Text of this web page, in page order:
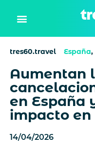
tres60.travel España,
Aumentan
en España
impacto
14/04/2026